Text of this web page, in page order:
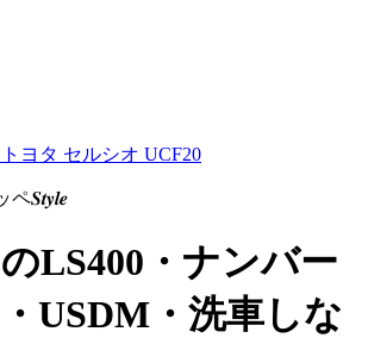
トヨタ セルシオ UCF20
ペ𝑺𝒕𝒚𝒍𝒆
LS400・ナンバー
USDM・洗車しな